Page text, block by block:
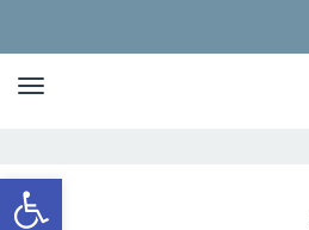
פתח